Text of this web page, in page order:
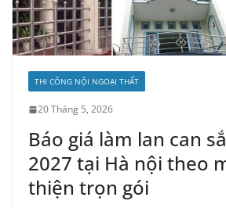
THI CÔNG NỘI NGOẠI THẤT
20 Tháng 5, 2026
Báo giá làm lan can
2027 tại Hà nội theo
thiện trọn gói